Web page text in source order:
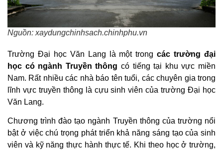
Nguồn: xaydungchinhsach.chinhphu.vn
Trường Đại học Văn Lang là một trongcác trường đại
học có ngành Truyền thông có tiếng tại khu vực miền
Nam. Rất nhiều các nhà báo tên tuổi, các chuyên gia trong
lĩnh vực truyền thông là cựu sinh viên của trường Đại học
Văn Lang.
Chương trình đào tạo ngành Truyền thông của trường nổi
bật ở việc chú trọng phát triển khả năng sáng tạo của sinh
viên và kỹ năng thực hành thực tế. Khi theo học ở trường,